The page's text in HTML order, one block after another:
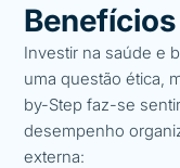
Investir na saúde e
uma questão ética,
by-Step faz-se
desempenho
externa: